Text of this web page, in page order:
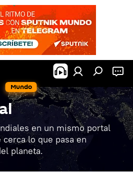
Mundo
en un mismo portal
lo que pasa en
planeta.